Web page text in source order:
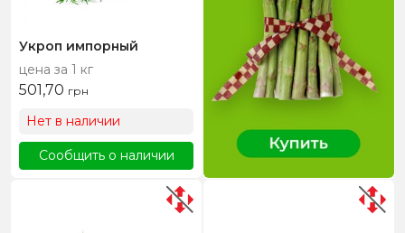
Укроп импорный
цена за 1 кг
501,70 грн
Нет в наличии
Сообщить о наличии